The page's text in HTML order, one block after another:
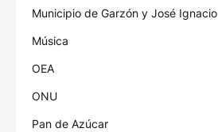
Municipio de Garzón y José Ignacio
Música
OEA
ONU
Pan de Azúcar